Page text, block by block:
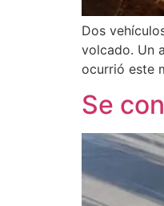
Dos
volcado. Un
ocurrió este
Se